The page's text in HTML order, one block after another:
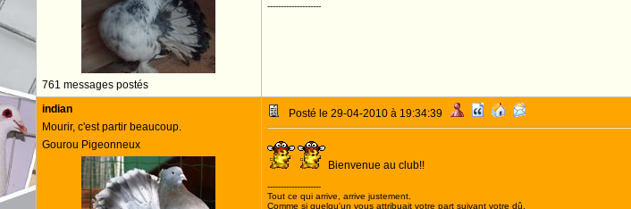
761 messages postés
--------------------
indian
Mourir, c'est partir beaucoup.
Gourou Pigeonneux
Posté le 29-04-2010 à 19:34:39
Bienvenue au club!!
--------------------
Tout ce qui arrive, arrive justement.
Comme si quelqu'un vous attribuait votre part suivant votre dû.